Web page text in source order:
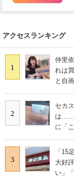
アクセスランキング
1
仲里
れは
と自
2
セカ
は……
に「
3
「15
大好
い」